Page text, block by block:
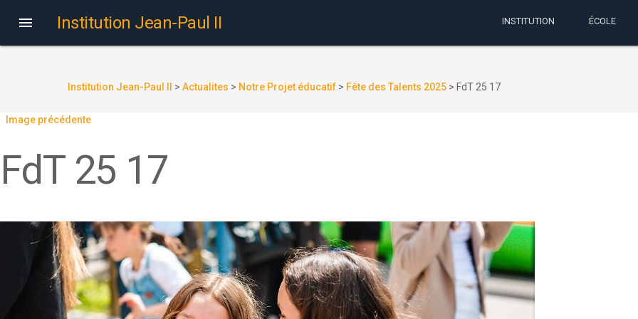
 Institution Jean-Paul II INSTITUTION ÉCOLE
Institution Jean-Paul II > Actualites > Notre Projet éducatif > Fête des Talents 2025 > FdT 25 17
Image précédente
FdT 25 17